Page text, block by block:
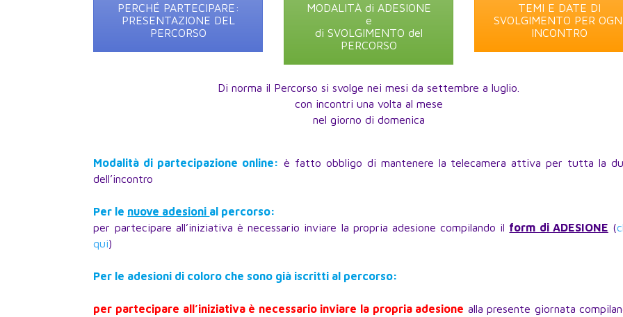
PERCHÉ PARTECIPARE:
PRESENTAZIONE DEL
PERCORSO
MODALITÀ di ADESIONE
e
di SVOLGIMENTO del
PERCORSO
TEMI E DATE DI
SVOLGIMENTO PER
INCONTRO
Di norma il Percorso si svolge nei mesi da settembre a luglio.
con incontri una volta al mese
nel giorno di domenica
Modalità di partecipazione online: è fatto obbligo di mantenere la telecamera attiva per tutta la
dell’incontro
Per le nuove adesioni al percorso:
per partecipare all’iniziativa è necessario inviare la propria adesione compilando il form di ADESIONE (
qui)
Per le adesioni di coloro che sono già iscritti al percorso:
per partecipare all’iniziativa è necessario inviare la propria adesione alla presente giornata